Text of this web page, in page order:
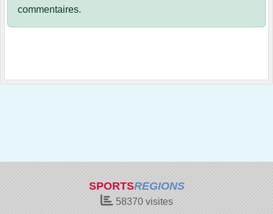
commentaires.
SPORTSREGIONS
58370visites